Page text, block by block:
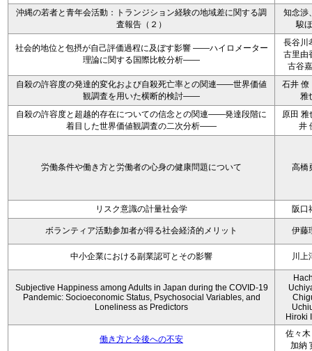
沖縄の若者と青年会活動：トランジション経験の地域差に関する調
査報告（２）
知念渉
駿
社会的地位と包摂が自己評価過程に及ぼす影響 ――ハイロメーター
理論に関する国際比較分析――
長谷川
古里由
古谷
自殺の許容度の発達的変化および自殺死亡率との関連――世界価値
観調査を用いた横断的検討――
石井 僚
雅
自殺の許容度と超越的存在についての信念との関連――発達段階に
着目した世界価値観調査の二次分析――
原田 雅
井
労働条件や働き方と労働者の心身の健康問題について 高橋
リスク意識の計量社会学 阪口
ボランティア活動参加者が得る社会経済的メリット 伊藤
中小企業における副業認可とその影響 川上
Subjective Happiness among Adults in Japan during the COVID-19
Pandemic: Socioeconomic Status, Psychosocial Variables, and
Loneliness as Predictors
Hiroki
働き方と今後への不安
佐々木
加納